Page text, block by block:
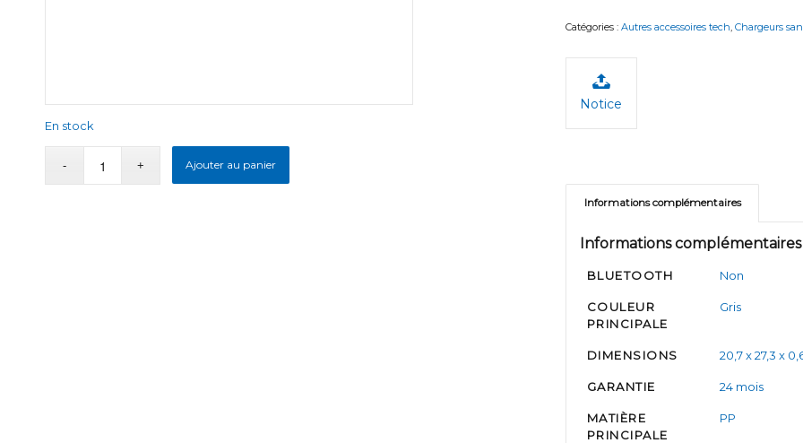
En stock
Ajouter au panier
Catégories : Autres accessoires tech, Chargeurs
Notice
Informations complémentaires
Informations complémentaires
BLUETOOTH Non
COULEUR
PRINCIPALE
Gris
DIMENSIONS 20,7 x 27,3 x
GARANTIE 24 mois
MATIÈRE
PRINCIPALE
PP